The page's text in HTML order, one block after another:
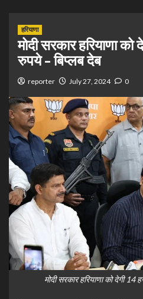
हरियाणा
मोदी सरकार हरियाणा
रुपये – बिप्लब देब
reporter July 27, 2024 0
मोदी सरकार हरियाणा को देगी